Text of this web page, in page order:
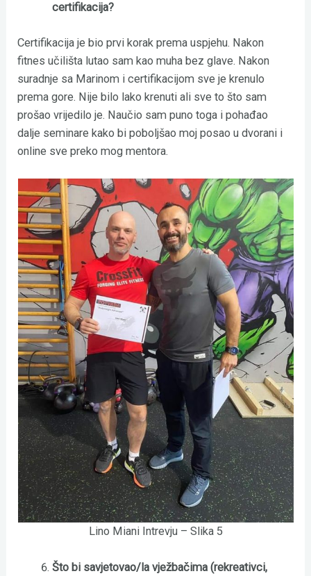
certifikacija?
Certifikacija je bio prvi korak prema uspjehu. Nakon
fitnes učilišta lutao sam kao muha bez glave. Nakon
suradnje sa Marinom i certifikacijom sve je krenulo
prema gore. Nije bilo lako krenuti ali sve to što sam
prošao vrijedilo je. Naučio sam puno toga i pohađao
dalje seminare kako bi poboljšao moj posao u dvorani i
online sve preko mog mentora.
Lino Miani Intrevju – Slika 5
Što bi savjetovao/la vježbačima (rekreativci,